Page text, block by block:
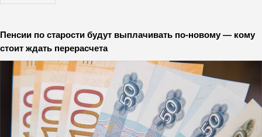
Пенсии по старости будут выплачивать по-новому — кому
стоит ждать перерасчета